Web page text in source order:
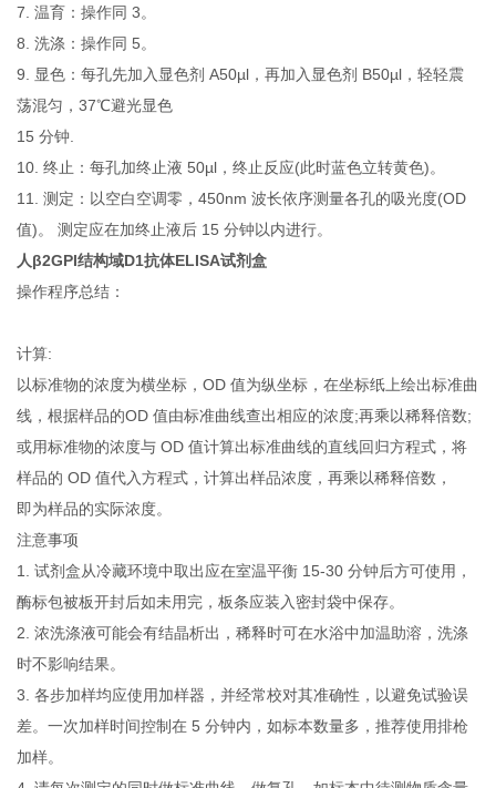
7. 温育：操作同 3。
8. 洗涤：操作同 5。
9. 显色：每孔先加入显色剂 A50µl，再加入显色剂 B50µl，轻轻震
荡混匀，37℃避光显色
15 分钟.
10. 终止：每孔加终止液 50µl，终止反应(此时蓝色立转黄色)。
11. 测定：以空白空调零，450nm 波长依序测量各孔的吸光度(OD
值)。 测定应在加终止液后 15 分钟以内进行。
人β2GPI结构域D1抗体ELISA试剂盒
操作程序总结：
计算:
以标准物的浓度为横坐标，OD 值为纵坐标，在坐标纸上绘出标准曲
线，根据样品的OD 值由标准曲线查出相应的浓度;再乘以稀释倍数;
或用标准物的浓度与 OD 值计算出标准曲线的直线回归方程式，将
样品的 OD 值代入方程式，计算出样品浓度，再乘以稀释倍数，
即为样品的实际浓度。
注意事项
1. 试剂盒从冷藏环境中取出应在室温平衡 15-30 分钟后方可使用，
酶标包被板开封后如未用完，板条应装入密封袋中保存。
2. 浓洗涤液可能会有结晶析出，稀释时可在水浴中加温助溶，洗涤
时不影响结果。
3. 各步加样均应使用加样器，并经常校对其准确性，以避免试验误
差。一次加样时间控制在 5 分钟内，如标本数量多，推荐使用排枪
加样。